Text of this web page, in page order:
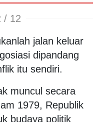
/ 12
jalan keluar
dipandang
itu sendiri.
muncul secara
1979, Republik
budaya politik